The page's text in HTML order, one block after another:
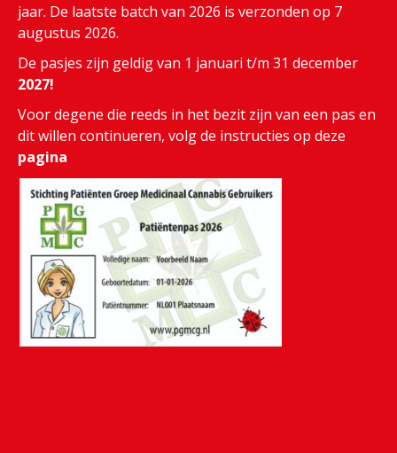
jaar. De laatste batch van 2026 is verzonden op 7
augustus 2026.
De pasjes zijn geldig van 1 januari t/m 31 december
2027!
Voor degene die reeds in het bezit zijn van een pas en
dit willen continueren, volg de instructies op deze
pagina